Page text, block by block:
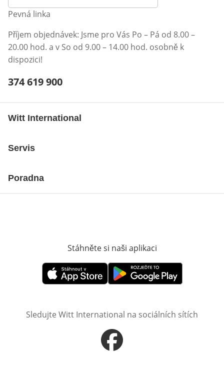
Pevná linka
Příjem objednávek: Jsme pro Vás Po – Pá od 8.00 –
20.00 hod. a v So od 9.00 – 14.00 hod. osobně k
dispozici!
Telefonní číslo:
374 619 900
Witt International
Servis
Poradna
Stáhněte si naši aplikaci
Otevře v novém okněOtevře v novém okně
Sledujte Witt International na sociálních sítích
Otevře v novém okně